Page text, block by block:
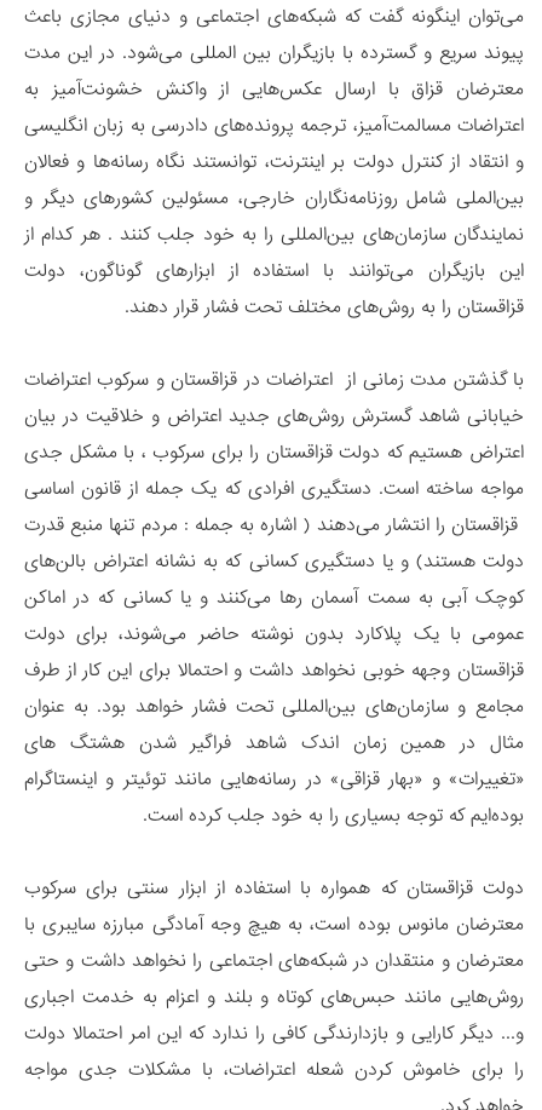
می‌توان اینگونه گفت که شبکه‌های اجتماعی و دنیای مجازی باعث
پیوند سریع و گسترده با بازیگران بین المللی می‌شود. در این مدت
معترضان قزاق با ارسال عکس‌هایی از واکنش خشونت‌آمیز به
اعتراضات مسالمت‌آمیز، ترجمه پرونده‌های دادرسی به زبان انگلیسی
و انتقاد از کنترل دولت بر اینترنت، توانستند نگاه رسانه‌ها و فعالان
بین‌الملی شامل روزنامه‌نگاران خارجی، مسئولین کشورهای دیگر و
نمایندگان سازمان‌های بین‌المللی را به خود جلب کنند . هر کدام از
این بازیگران می‌توانند با استفاده از ابزارهای گوناگون، دولت
قزاقستان را به روش‌های مختلف تحت فشار قرار دهند.
با گذشتن مدت زمانی از اعتراضات در قزاقستان و سرکوب اعتراضات
خیابانی شاهد گسترش روش‌های جدید اعتراض و خلاقیت‌ در بیان
اعتراض هستیم که دولت قزاقستان را برای سرکوب ، با مشکل جدی
مواجه ساخته است. دستگیری افرادی که یک جمله از قانون اساسی
قزاقستان را انتشار می‌دهند ( اشاره به جمله : مردم تنها منبع قدرت
دولت هستند) و یا دستگیری کسانی که به نشانه اعتراض بالن‌های
کوچک آبی به سمت آسمان رها می‌کنند و یا کسانی که در اماکن
عمومی با یک پلاکارد بدون نوشته حاضر می‌شوند، برای دولت
قزاقستان وجهه خوبی نخواهد داشت و احتمالا برای این کار از طرف
مجامع و سازمان‌های بین‌المللی تحت فشار خواهد بود. به عنوان
مثال در همین زمان اندک شاهد فراگیر شدن هشتگ های
«تغییرات» و «بهار قزاقی» در رسانه‌هایی مانند توئیتر و اینستاگرام
بوده‌ایم که توجه بسیاری را به خود جلب کرده است.
دولت قزاقستان که همواره با استفاده از ابزار سنتی برای سرکوب
معترضان مانوس بوده است، به هیچ وجه آمادگی مبارزه سایبری با
معترضان و منتقدان در شبکه‌های اجتماعی را نخواهد داشت و حتی
روش‌هایی مانند حبس‌های کوتاه و بلند و اعزام به خدمت اجباری
و... دیگر کارایی و بازدارندگی کافی را ندارد که این امر احتمالا دولت
را برای خاموش کردن شعله اعتراضات، با مشکلات جدی مواجه